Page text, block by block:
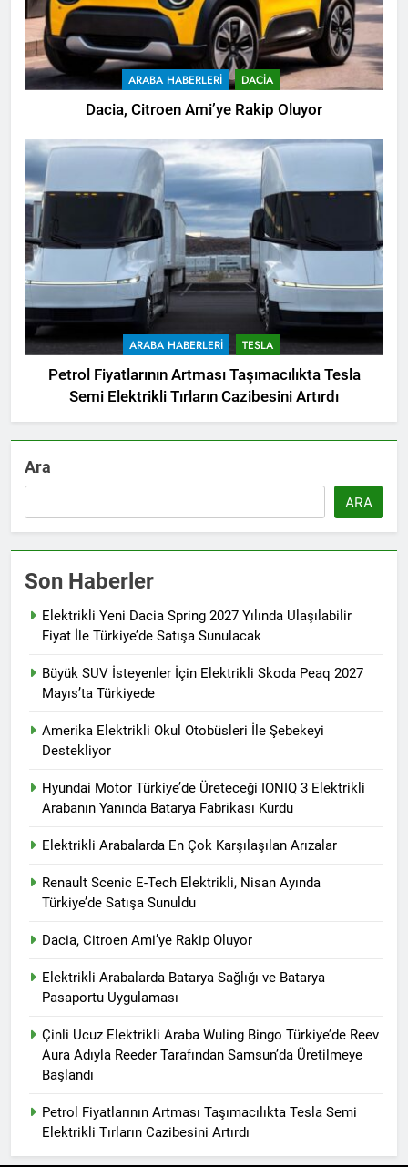
ARABA HABERLERI DACIA
Dacia, Citroen Ami’ye Rakip Oluyor
ARABA HABERLERI TESLA
Petrol Fiyatlarının Artması Taşımacılıkta Tesla
Semi Elektrikli Tırların Cazibesini Artırdı
Ara
ARA
Son Haberler
Elektrikli Yeni Dacia Spring 2027 Yılında Ulaşılabilir
Fiyat İle Türkiye’de Satışa Sunulacak
Büyük SUV İsteyenler İçin Elektrikli Skoda Peaq 2027
Mayıs’ta Türkiyede
Amerika Elektrikli Okul Otobüsleri İle Şebekeyi
Destekliyor
Hyundai Motor Türkiye’de Üreteceği IONIQ 3 Elektrikli
Arabanın Yanında Batarya Fabrikası Kurdu
Elektrikli Arabalarda En Çok Karşılaşılan Arızalar
Renault Scenic E-Tech Elektrikli, Nisan Ayında
Türkiye’de Satışa Sunuldu
Dacia, Citroen Ami’ye Rakip Oluyor
Elektrikli Arabalarda Batarya Sağlığı ve Batarya
Pasaportu Uygulaması
Çinli Ucuz Elektrikli Araba Wuling Bingo Türkiye’de Reev
Aura Adıyla Reeder Tarafından Samsun’da Üretilmeye
Başlandı
Petrol Fiyatlarının Artması Taşımacılıkta Tesla Semi
Elektrikli Tırların Cazibesini Artırdı